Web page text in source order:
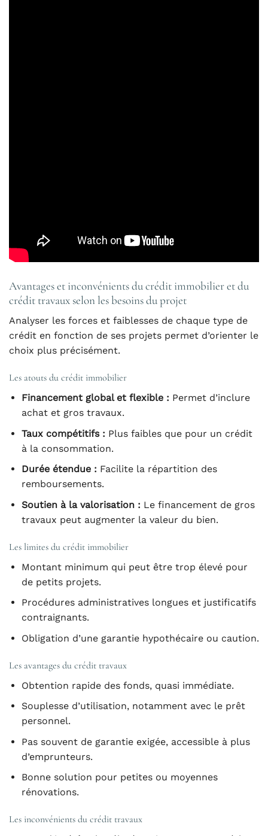
Avantages et inconvénients du crédit immobilier et du
crédit travaux selon les besoins du projet
Analyser les forces et faiblesses de chaque type de
crédit en fonction de ses projets permet d’orienter le
choix plus précisément.
Les atouts du crédit immobilier
Financement global et flexible : Permet d’inclure
achat et gros travaux.
Taux compétitifs : Plus faibles que pour un crédit
à la consommation.
Durée étendue : Facilite la répartition des
remboursements.
Soutien à la valorisation : Le financement de gros
travaux peut augmenter la valeur du bien.
Les limites du crédit immobilier
Montant minimum qui peut être trop élevé pour
de petits projets.
Procédures administratives longues et justificatifs
contraignants.
Obligation d’une garantie hypothécaire ou caution.
Les avantages du crédit travaux
Obtention rapide des fonds, quasi immédiate.
Souplesse d’utilisation, notamment avec le prêt
personnel.
Pas souvent de garantie exigée, accessible à plus
d’emprunteurs.
Bonne solution pour petites ou moyennes
rénovations.
Les inconvénients du crédit travaux